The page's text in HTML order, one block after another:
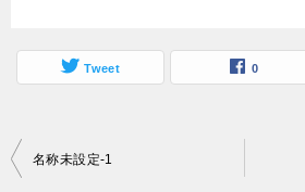
Tweet 0
投
名称未設定-1